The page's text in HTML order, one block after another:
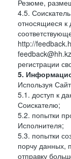
Резюме,
4.5.
относящиеся к
http://
регистрации
5.
Используя
5.1. доступ к
Соискателю;
5.2. попытки
Исполнителя;
5.3. попытки
порчу данных,
отправку